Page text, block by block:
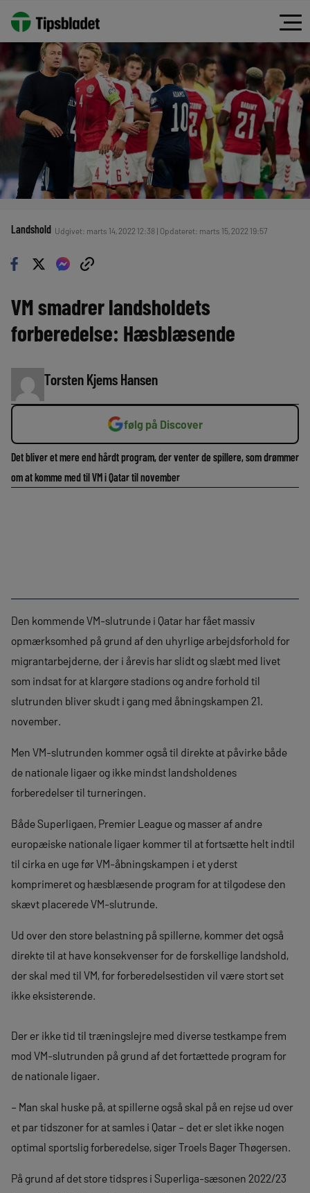
Landshold Udgivet: marts 14, 2022 12:38 | Opdateret: marts 15, 2022 19:57
VM smadrer landsholdets
forberedelse: Hæsblæsende
Torsten Kjems Hansen
følg på Discover
Det bliver et mere end hårdt program, der venter de spillere, som drømmer
om at komme med til VM i Qatar til november
Den kommende VM-slutrunde i Qatar har fået massiv
opmærksomhed på grund af den uhyrlige arbejdsforhold for
migrantarbejderne, der i årevis har slidt og slæbt med livet
som indsat for at klargøre stadions og andre forhold til
slutrunden bliver skudt i gang med åbningskampen 21.
november.
Men VM-slutrunden kommer også til direkte at påvirke både
de nationale ligaer og ikke mindst landsholdenes
forberedelser til turneringen.
Både Superligaen, Premier League og masser af andre
europæiske nationale ligaer kommer til at fortsætte helt indtil
til cirka en uge før VM-åbningskampen i et yderst
komprimeret og hæsblæsende program for at tilgodese den
skævt placerede VM-slutrunde.
Ud over den store belastning på spillerne, kommer det også
direkte til at have konsekvenser for de forskellige landshold,
der skal med til VM, for forberedelsestiden vil være stort set
ikke eksisterende.
Der er ikke tid til træningslejre med diverse testkampe frem
mod VM-slutrunden på grund af det fortættede program for
de nationale ligaer.
– Man skal huske på, at spillerne også skal på en rejse ud over
et par tidszoner for at samles i Qatar – det er slet ikke nogen
optimal sportslig forberedelse, siger Troels Bager Thøgersen.
På grund af det store tidspres i Superliga-sæsonen 2022/23